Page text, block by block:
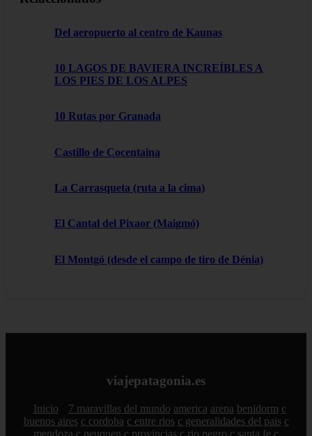
Del aeropuerto al centro de Kaunas
10 LAGOS DE BAVIERA INCREÍBLES A
LOS PIES DE LOS ALPES
10 Rutas por Granada
Castillo de Cocentaina
La Carrasqueta (ruta a la cima)
El Cantal del Pixaor (Maigmó)
El Montgó (desde el campo de tiro de Dénia)
viajepatagonia.es
Inicio 7 maravillas del mundo america arena benidorm c
buenos aires c cordoba c entre rios c generalidades del pais c